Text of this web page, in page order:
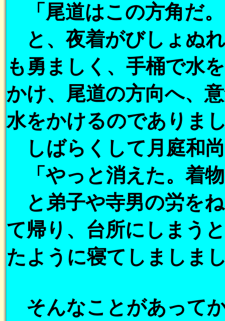
「尾道はこの方角だ
と、夜着がびしょぬ
も勇ましく、手桶で水
かけ、尾道の方向へ、
水をかけるのでありま
しばらくして月庭和
「やっと消えた。着
と弟子や寺男の労を
て帰り、台所にしまう
たように寝てしましま
そんなことがあって